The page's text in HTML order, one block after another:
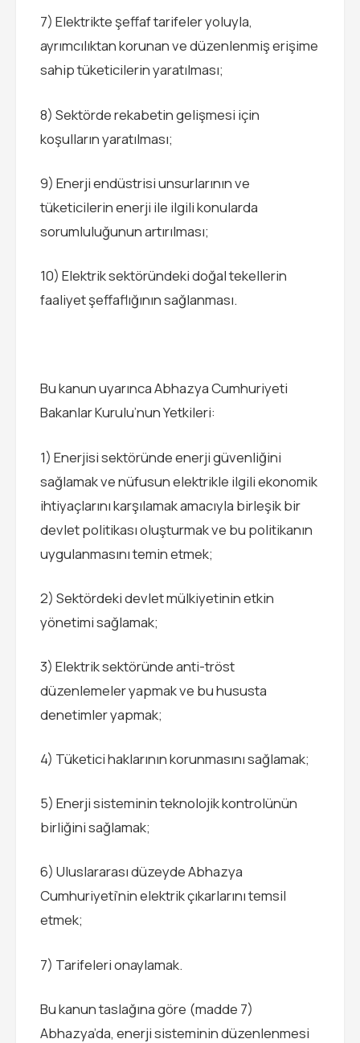
7) Elektrikte şeffaf tarifeler yoluyla,
ayrımcılıktan korunan ve düzenlenmiş erişime
sahip tüketicilerin yaratılması;
8) Sektörde rekabetin gelişmesi için
koşulların yaratılması;
9) Enerji endüstrisi unsurlarının ve
tüketicilerin enerji ile ilgili konularda
sorumluluğunun artırılması;
10) Elektrik sektöründeki doğal tekellerin
faaliyet şeffaflığının sağlanması.
Bu kanun uyarınca Abhazya Cumhuriyeti
Bakanlar Kurulu’nun Yetkileri:
1) Enerjisi sektöründe enerji güvenliğini
sağlamak ve nüfusun elektrikle ilgili ekonomik
ihtiyaçlarını karşılamak amacıyla birleşik bir
devlet politikası oluşturmak ve bu politikanın
uygulanmasını temin etmek;
2) Sektördeki devlet mülkiyetinin etkin
yönetimi sağlamak;
3) Elektrik sektöründe anti-tröst
düzenlemeler yapmak ve bu hususta
denetimler yapmak;
4) Tüketici haklarının korunmasını sağlamak;
5) Enerji sisteminin teknolojik kontrolünün
birliğini sağlamak;
6) Uluslararası düzeyde Abhazya
Cumhuriyeti’nin elektrik çıkarlarını temsil
etmek;
7) Tarifeleri onaylamak.
Bu kanun taslağına göre (madde 7)
Abhazya’da, enerji sisteminin düzenlenmesi